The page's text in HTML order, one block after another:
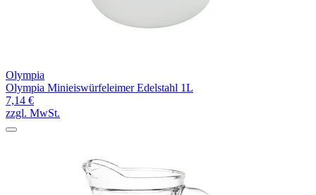
Olympia
Olympia Minieiswürfeleimer Edelstahl 1L
7,14 €
zzgl. MwSt.